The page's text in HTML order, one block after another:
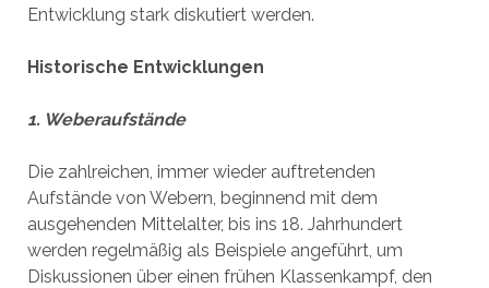
Entwicklung stark diskutiert werden.
Historische Entwicklungen
1. Weberaufstände
Die zahlreichen, immer wieder auftretenden
Aufstände von Webern, beginnend mit dem
ausgehenden Mittelalter, bis ins 18. Jahrhundert
werden regelmäßig als Beispiele angeführt, um
Diskussionen über einen frühen Klassenkampf, den